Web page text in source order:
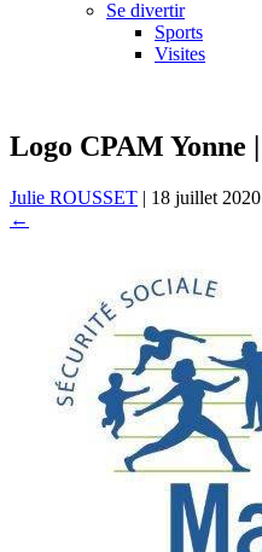
Se divertir
Sports
Visites
Logo CPAM Yonne |
Julie ROUSSET | 18 juillet 2020
←